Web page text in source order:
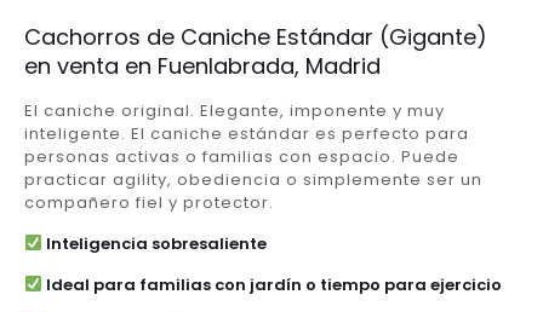
Cachorros de Caniche Estándar (Gigante)
en venta en Fuenlabrada, Madrid
El caniche original. Elegante, imponente y muy
inteligente. El caniche estándar es perfecto para
personas activas o familias con espacio. Puede
practicar agility, obediencia o simplemente ser un
compañero fiel y protector.
Inteligencia sobresaliente
Ideal para familias con jardín o tiempo para ejercicio